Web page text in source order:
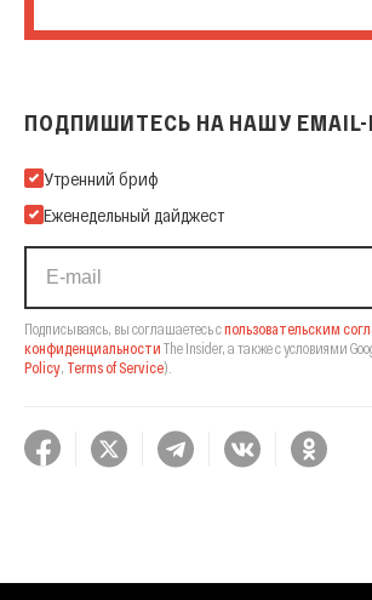
ПОДПИШИТЕСЬ НА НАШУ
Подпишитесь на нашу Email-рассылку
Утренний бриф
Еженедельный дайджест
Подписываясь, вы соглашаетесь спользовательским
конфиденциальности The Insider, а также с условиями
Policy, Terms of Service).